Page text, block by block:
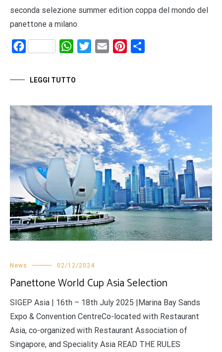
seconda selezione summer edition coppa del mondo del
panettone a milano
Facebook WhatsAppTwitterEmail Pinterest
LEGGI TUTTO
News 02/12/2024
Panettone World Cup Asia Selection
SIGEP Asia | 16th – 18th July 2025 |Marina Bay Sands
Expo & Convention CentreCo-located with Restaurant
Asia, co-organized with Restaurant Association of
Singapore, and Speciality Asia READ THE RULES